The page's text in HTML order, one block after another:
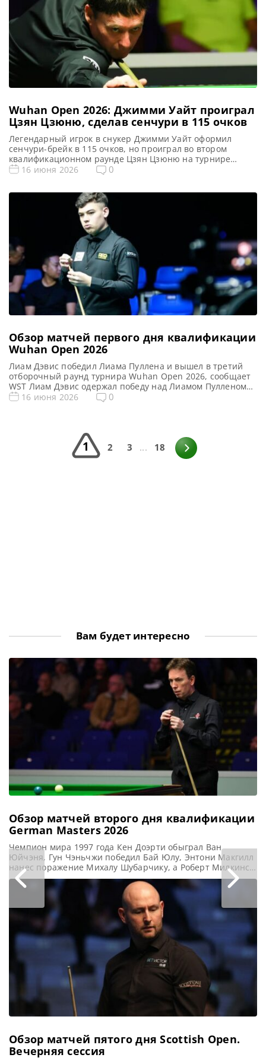
Wuhan Open 2026: Джимми Уайт проиграл
Цзян Цзюню, сделав сенчури в 115 очков
Легендарный игрок в снукер Джимми Уайт оформил
сенчури-брейк в 115 очков, но проиграл во втором
квалификационном раунде Цзян Цзюню на турнире
Wuhan Open 2026, сообщает totallysnookered В первый
Возвращаясь в профессиональный календарь снукера
уже четвертый год подряд, турнир в этом сезоне […]
16 июня 2026 0
Обзор матчей первого дня квалификации
Wuhan Open 2026
Лиам Дэвис победил Лиама Пуллена и вышел в третий
отборочный раунд турнира Wuhan Open 2026, сообщает
WST Лиам Дэвис одержал победу над Лиамом Пулленом
со счетом 5-3 в поединке молодых талантов и вышел во
16 июня 2026 0
1 2 3 ... 18
Вам будет интересно
Обзор матчей второго дня квалификации
German Masters 2026
Чемпион мира 1997 года Кен Доэрти обыграл Ван
Юйчэня, Гун Чэньчжи победил Бай Юлу, Энтони Макгилл
нанес поражение Михалу Шубарчику, а Роберт Милкинс
одолел Дилана Эмери во второй день квалификации на
турнир German Masters 2026, сообщает WST Кен Доэрти в
напряженной борьбе взял три серии подряд и вырвал
победу у гонконгца Ван Юйчэня со счетом
Обзор матчей пятого дня Scottish Open.
Вечерняя сессия